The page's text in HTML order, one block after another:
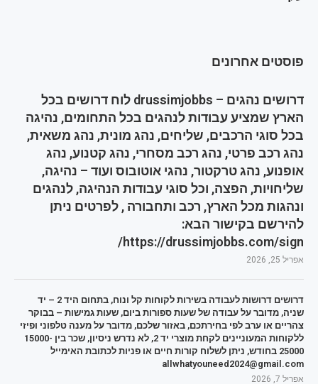
פוסטים אחרונים
דרושים נהגים – drussimjobbs לוח דרושים בכל
הארץ שמציע עבודות לנהגים בכל התחומים, נהיגה
בכל סוגי הרכבים, שליחים, נהג מונית, נהג משאית,
נהג רכב פרטי, נהג רכב מסחרי, נהג קטנוע, נהג
אופנוע, נהג טרקטור, נהגי אוטובוס ועוד – נהיגה,
שליחויות, הפצה, וכל סוגי עבודות הנהיגה, לנהגים
ונהגות מכל הארץ, רכב ותחבורה , לפרטים ניתן
להירשם בקישור הבא:
https://drussimjobbs.com/sign/
אפריל 25, 2026
דרושים דרושות לעבודה בשירות לקוחות קל ונוח, בתחום היד 2 – יד
שניה, מדובר על עבודה של שעות ספורות ביום, שעות גמישות – בבוקר
צהריים או ערב לפי בחירתכם, באזור שלכם, מדובר על מענה טלפוני ופיזי
ללקוחות המעוניינים לקחת מוצרי יד 2, לא נדרש ניסיון, שכר בין 15000-
25000 בחודש, ניתן לשלוח קורות חיים או פניות לכתובת האימייל
allwhatyouneed2024@gmail.com
אפריל 7, 2026